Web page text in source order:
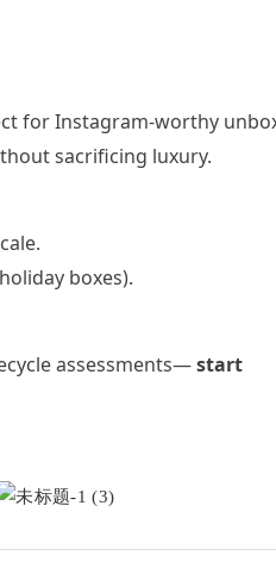
for Instagram-worthy
sacrificing luxury.
boxes).
assessments—start